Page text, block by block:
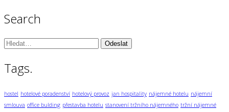
Search
Vyhledávání:
Tags.
hostel hotelové poradenství hotelový provoz jan hospitality nájemné hotelu nájemní
smlouva office bulding přestavba hotelu stanovení tržního nájemného tržní nájemné